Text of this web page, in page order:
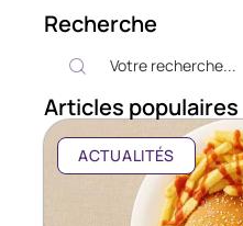
Recherche
Articles populaires
ACTUALITÉS